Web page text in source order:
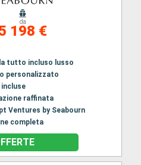
da
198 €
tutto incluso lusso
personalizzato
incluse
raffinata
Ventures by Seabourn
completa